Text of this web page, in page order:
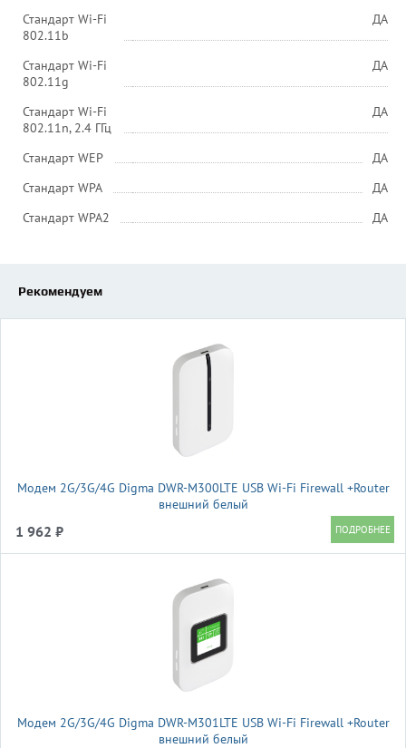
Стандарт Wi-Fi
802.11b
ДА
Стандарт Wi-Fi
802.11g
ДА
Стандарт Wi-Fi
802.11n, 2.4 ГГц
ДА
Стандарт WEP
ДА
Стандарт WPA
ДА
Стандарт WPA2
ДА
Рекомендуем
Модем 2G/3G/4G Digma DWR-M300LTE USB Wi-Fi Firewall +Router
внешний белый
1 962 ₽
Модем 2G/3G/4G Digma DWR-M301LTE USB Wi-Fi Firewall +Router
внешний белый